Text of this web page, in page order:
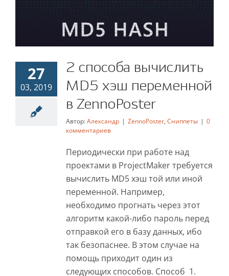
2 способа вычислить
MD5 хэш переменной
в ZennoPoster
ZennoPoster Сниппеты
27
03, 2019
2 способа вычислить
MD5 хэш переменной
в ZennoPoster
Автор:Александр | ZennoPoster, Сниппеты | 0
комментариев
Периодически при работе над
проектами в ProjectMaker требуется
вычислить MD5 хэш той или иной
переменной. Например,
необходимо прогнать через этот
алгоритм какой-либо пароль перед
отправкой его в базу данных, ибо
так безопаснее. В этом случае на
помощь приходит один из
следующих способов. Способ 1.